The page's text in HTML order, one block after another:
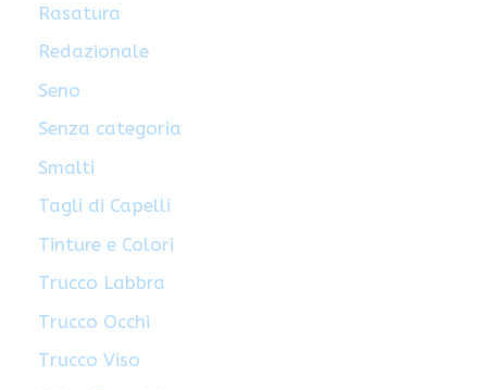
Rasatura
Redazionale
Seno
Senza categoria
Smalti
Tagli di Capelli
Tinture e Colori
Trucco Labbra
Trucco Occhi
Trucco Viso